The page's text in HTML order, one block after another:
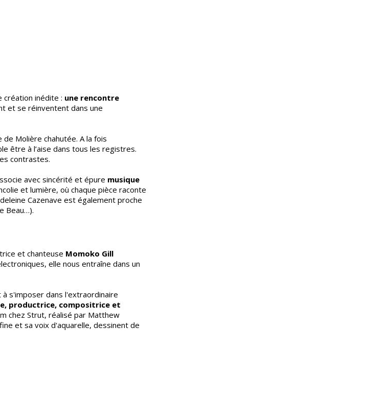
création inédite : une rencontre
et se réinventent dans une
Molière chahutée. A la fois
être à l’aise dans tous les registres.
contrastes.
avec sincérité et épure musique
et lumière, où chaque pièce raconte
Cazenave est également proche
Beau…).
et chanteuse Momoko Gill
elle nous entraîne dans un
à s'imposer dans l'extraordinaire
productrice, compositrice et
chez Strut, réalisé par Matthew
et sa voix d'aquarelle, dessinent de